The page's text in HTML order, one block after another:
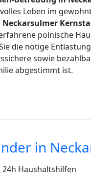
Leben im
Neckarsulmer
polnische
die nötige
sowie
abgestimmt ist.
in
Haushaltshilfen